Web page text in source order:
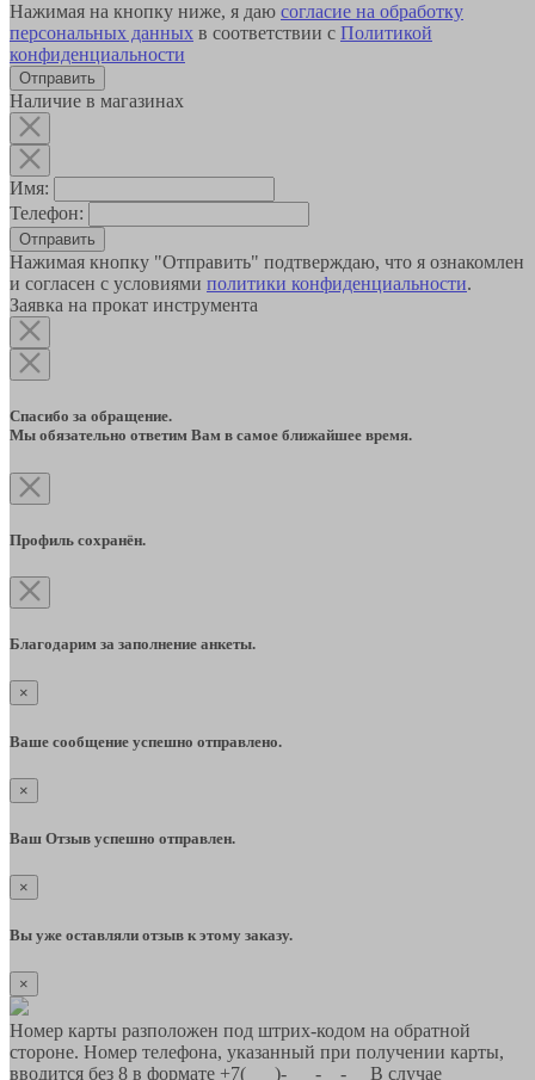
Нажимая на кнопку ниже, я даю согласие на обработку
персональных данных в соответствии с Политикой
конфиденциальности
Наличие в магазинах
Имя:
Телефон:
Отправить
Нажимая кнопку "Отправить" подтверждаю, что я ознакомлен
и согласен с условиями политики конфиденциальности.
Заявка на прокат инструмента
Спасибо за обращение.
Мы обязательно ответим Вам в самое ближайшее время.
Профиль сохранён.
Благодарим за заполнение анкеты.
×
Ваше сообщение успешно отправлено.
×
Ваш Отзыв успешно отправлен.
×
Вы уже оставляли отзыв к этому заказу.
×
Номер карты разположен под штрих-кодом на обратной
стороне. Номер телефона, указанный при получении карты,
вводится без 8 в формате +7(___)-___-__-__ В случае